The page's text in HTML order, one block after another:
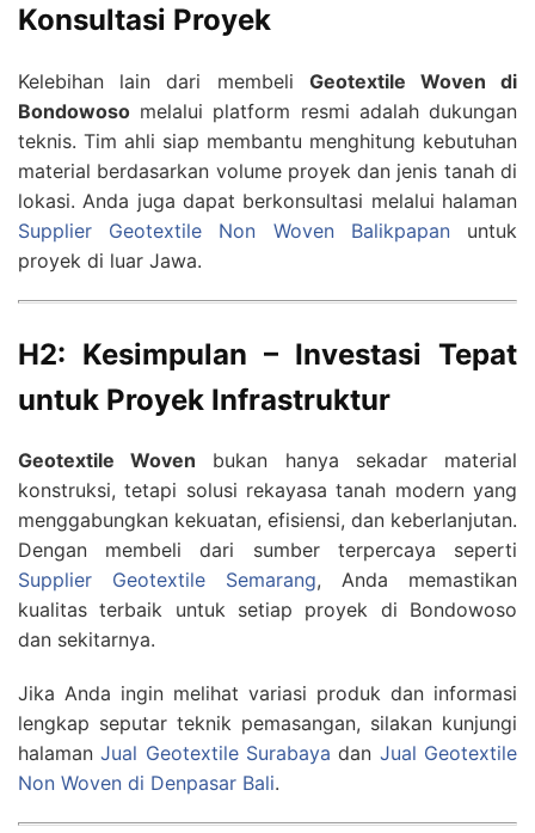
Konsultasi Proyek
Kelebihan lain dari membeli Geotextile Woven di
Bondowoso melalui platform resmi adalah dukungan
teknis. Tim ahli siap membantu menghitung kebutuhan
material berdasarkan volume proyek dan jenis tanah di
lokasi. Anda juga dapat berkonsultasi melalui halaman
Supplier Geotextile Non Woven Balikpapanuntuk
proyek di luar Jawa.
H2: Kesimpulan – Investasi Tepat
untuk Proyek Infrastruktur
Geotextile Woven bukan hanya sekadar material
konstruksi, tetapi solusi rekayasa tanah modern yang
menggabungkan kekuatan, efisiensi, dan keberlanjutan.
Dengan membeli dari sumber terpercaya seperti
Supplier Geotextile Semarang, Anda memastikan
kualitas terbaik untuk setiap proyek di Bondowoso
dan sekitarnya.
Jika Anda ingin melihat variasi produk dan informasi
lengkap seputar teknik pemasangan, silakan kunjungi
halamanJual Geotextile Surabaya dan Jual Geotextile
Non Woven di Denpasar Bali.